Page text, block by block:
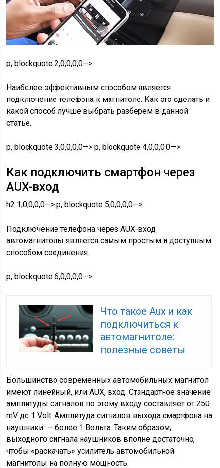
p, blockquote 2,0,0,0,0—>
Наиболее эффективным способом является
подключение телефона к магнитоле. Как это сделать и
какой способ лучше выбрать разберем в данной
статье.
p, blockquote 3,0,0,0,0—> p, blockquote 4,0,0,0,0—>
Как подключить смартфон через
AUX-вход
h2 1,0,0,0,0—> p, blockquote 5,0,0,0,0—>
Подключение телефона через AUX-вход
автомагнитолы является самым простым и доступным
способом соединения.
p, blockquote 6,0,0,0,0—>
Что такое Aux и как
подключиться к
автомагнитоле:
полезные советы
Большинство современных автомобильных магнитол
имеют линейный, или AUX, вход. Стандартное значение
амплитуды сигналов по этому входу составляет от 250
mV до 1 Volt. Амплитуда сигналов выхода смартфона на
наушники — более 1 Вольта. Таким образом,
выходного сигнала наушников вполне достаточно,
чтобы «раскачать» усилитель автомобильной
магнитолы на полную мощность.